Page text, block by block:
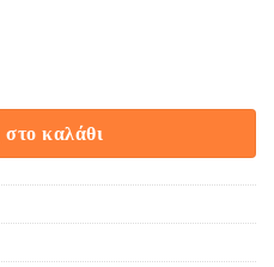
Σακίδιο Πλάτης Μαύρο
καλάθι